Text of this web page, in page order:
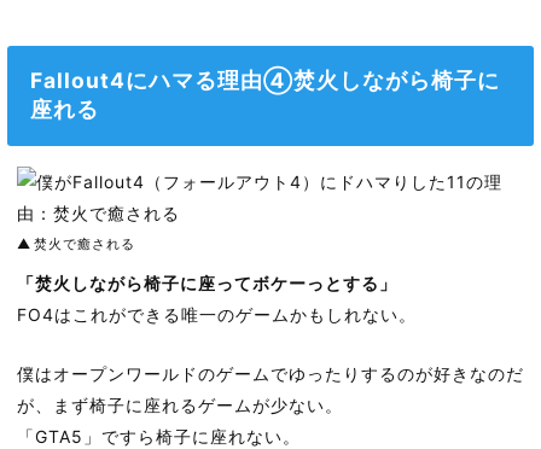
Fallout4にハマる理由④焚火しながら椅子に
座れる
焚火で癒される
「焚火しながら椅子に座ってボケーっとする」
FO4はこれができる唯一のゲームかもしれない。
僕はオープンワールドのゲームでゆったりするのが好きなのだ
が、まず椅子に座れるゲームが少ない。
「GTA5」ですら椅子に座れない。